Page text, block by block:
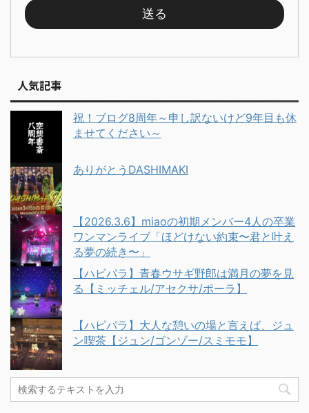
人気記事
祝！ブログ8周年～申し訳ないけど9年目も休
ませてください～
ありがとうDASHIMAKI
【2026.3.6】miaoの初期メンバー4人の卒業
ワンマンライブ「ほどけない約束〜君と叶え
る夢の続き〜」
【ハピパラ】青春ウサギ野郎は満月の夢を見
る【ミッチェル/アセクサ/ポーラ】
【ハピパラ】大人な憩いの場と言えば、ジュ
ン喫茶【ジュン/ゴンゾー/スミモモ】